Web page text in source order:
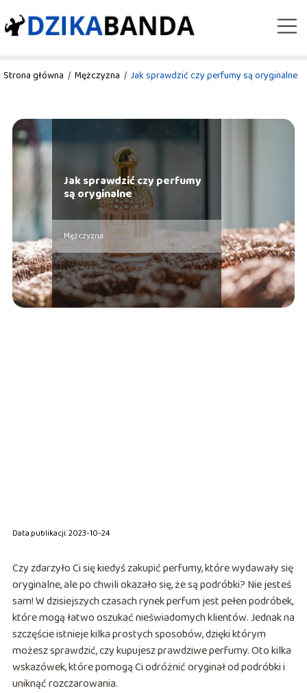
Strona główna / Mężczyzna / Jak sprawdzić czy perfumy są oryginalne
Jak sprawdzić czy perfumy
są oryginalne
Mężczyzna
Data publikacji: 2023-10-24
Czy zdarzyło Ci się kiedyś zakupić perfumy, które wydawały się
oryginalne, ale po chwili okazało się, że są podróbki? Nie jesteś
sam! W dzisiejszych czasach rynek perfum jest pełen podróbek,
które mogą łatwo oszukać nieświadomych klientów. Jednak na
szczęście istnieje kilka prostych sposobów, dzięki którym
możesz sprawdzić, czy kupujesz prawdziwe perfumy. Oto kilka
wskazówek, które pomogą Ci odróżnić oryginał od podróbki i
uniknąć rozczarowania.